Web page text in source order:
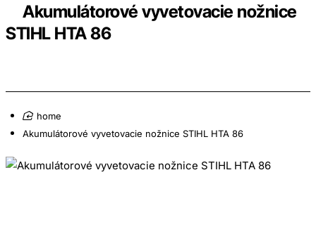
Akumulátorové vyvetovacie nožnice
STIHL HTA 86
home
Akumulátorové vyvetovacie nožnice STIHL HTA 86